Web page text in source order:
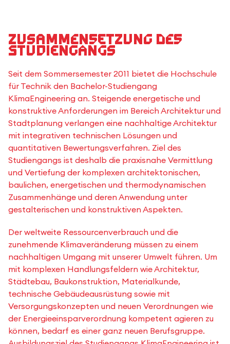
Zusammensetzung des
Studiengangs
Seit dem Sommersemester 2011 bietet die Hochschule
für Technik den Bachelor-Studiengang
KlimaEngineering an. Steigende energetische und
konstruktive Anforderungen im Bereich Architektur und
Stadtplanung verlangen eine nachhaltige Architektur
mit integrativen technischen Lösungen und
quantitativen Bewertungsverfahren. Ziel des
Studiengangs ist deshalb die praxisnahe Vermittlung
und Vertiefung der komplexen architektonischen,
baulichen, energetischen und thermodynamischen
Zusammenhänge und deren Anwendung unter
gestalterischen und konstruktiven Aspekten.
Der weltweite Ressourcenverbrauch und die
zunehmende Klimaveränderung müssen zu einem
nachhaltigen Umgang mit unserer Umwelt führen. Um
mit komplexen Handlungsfeldern wie Architektur,
Städtebau, Baukonstruktion, Materialkunde,
technische Gebäudeausrüstung sowie mit
Versorgungskonzepten und neuen Verordnungen wie
der Energieeinsparverordnung kompetent agieren zu
können, bedarf es einer ganz neuen Berufsgruppe.